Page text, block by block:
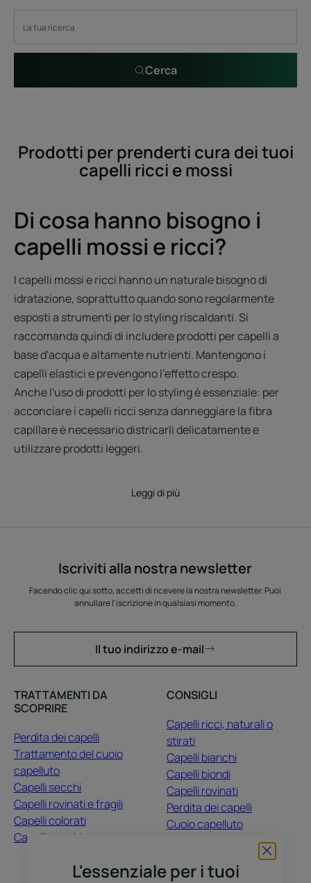
Cerca
Prodotti per prenderti cura dei tuoi
capelli ricci e mossi
Di cosa hanno bisogno i
capelli mossi e ricci?
I capelli mossi e ricci hanno un naturale bisogno di
idratazione, soprattutto quando sono regolarmente
esposti a strumenti per lo styling riscaldanti. Si
raccomanda quindi di includere prodotti per capelli a
base d'acqua e altamente nutrienti. Mantengono i
capelli elastici e prevengono l'effetto crespo.
Anche l'uso di prodotti per lo styling è essenziale: per
acconciare i capelli ricci senza danneggiare la fibra
capillare è necessario districarli delicatamente e
utilizzare prodotti leggeri.
Leggi di più
L'essenziale per i tuoi
Iscriviti alla nostra newsletter
Facendo clic qui sotto, accetti di ricevere la nostra newsletter. Puoi
annullare l’iscrizione in qualsiasi momento.
Il tuo indirizzo e-mail
TRATTAMENTI DA
SCOPRIRE
Perdita dei capelli
Trattamento del cuoio
capelluto
Capelli secchi
Capelli rovinati e fragili
Capelli colorati
Capelli opachi
CONSIGLI
Capelli ricci, naturali o
stirati
Capelli bianchi
Capelli biondi
Capelli rovinati
Perdita dei capelli
Cuoio capelluto